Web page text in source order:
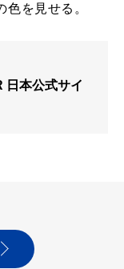
色を見せる。
日本公式サイ